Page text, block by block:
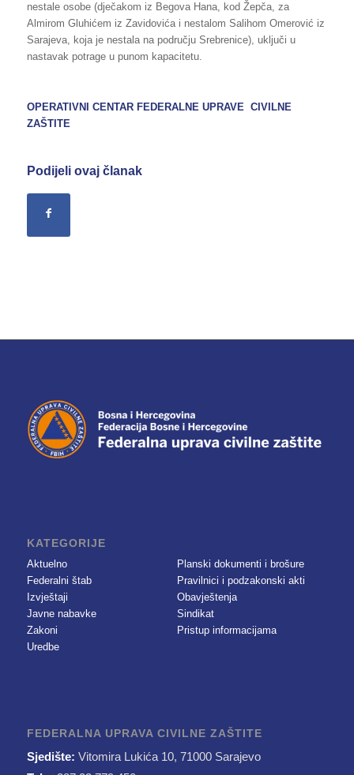
nestale osobe (dječakom iz Begova Hana, kod Žepča, za
Almirom Gluhićem iz Zavidovića i nestalom Salihom Omerović iz
Sarajeva, koja je nestala na području Srebrenice), uključi u
nastavak potrage u punom kapacitetu.
OPERATIVNI CENTAR FEDERALNE UPRAVE CIVILNE
ZAŠTITE
Podijeli ovaj članak
KATEGORIJE
Aktuelno
Federalni štab
Izvještaji
Javne nabavke
Zakoni
Uredbe
Planski dokumenti i brošure
Pravilnici i podzakonski akti
Obavještenja
Sindikat
Pristup informacijama
FEDERALNA UPRAVA CIVILNE ZAŠTITE
Sjedište: Vitomira Lukića 10, 71000 Sarajevo